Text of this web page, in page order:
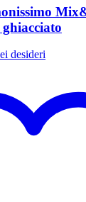
desideri